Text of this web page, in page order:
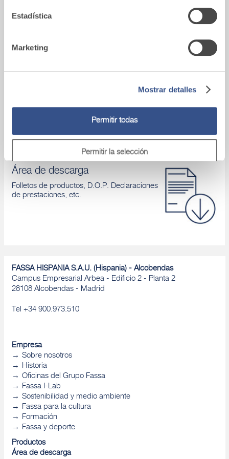
Estadística
Marketing
Mostrar detalles
Permitir todas
Permitir la selección
Denegar
Conoces nuestros productos y aprendes
cómo aplicarlos
con nuestros asesores.
Área de descarga
Folletos de productos, D.O.P. Declaraciones
de prestaciones, etc.
FASSA HISPANIA S.A.U. (Hispania) - Alcobendas
Campus Empresarial Arbea - Edificio 2 - Planta 2
28108 Alcobendas - Madrid
Tel +34 900.973.510
Empresa
Sobre nosotros
Historia
Oficinas del Grupo Fassa
Fassa I-Lab
Sostenibilidad y medio ambiente
Fassa para la cultura
Formación
Fassa y deporte
Productos
Área de descarga